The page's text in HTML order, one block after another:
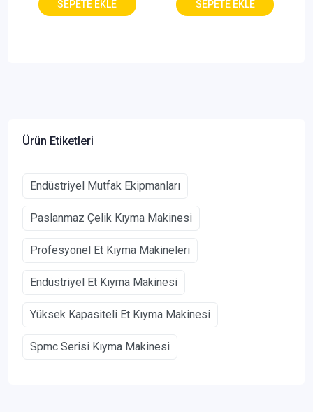
Ürün Etiketleri
Endüstriyel Mutfak Ekipmanları
Paslanmaz Çelik Kıyma Makinesi
Profesyonel Et Kıyma Makineleri
Endüstriyel Et Kıyma Makinesi
Yüksek Kapasiteli Et Kıyma Makinesi
Spmc Serisi Kıyma Makinesi